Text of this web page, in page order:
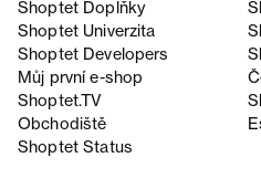
Shoptet Doplňky
Shoptet Univerzita
Shoptet Developers
Můj první e-shop
Shoptet.TV
Obchodiště
Shoptet Status